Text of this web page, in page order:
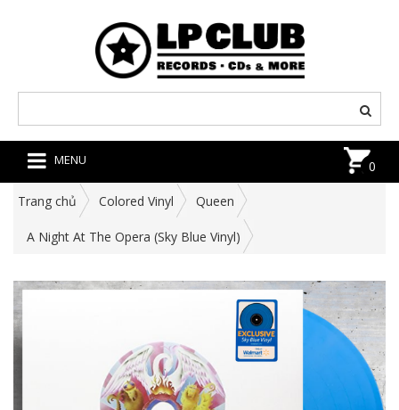
MENU 0
Trang chủ Colored Vinyl Queen
A Night At The Opera (Sky Blue Vinyl)